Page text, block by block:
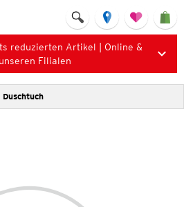
reduzierten Artikel | Online &
Filialen
Duschtuch